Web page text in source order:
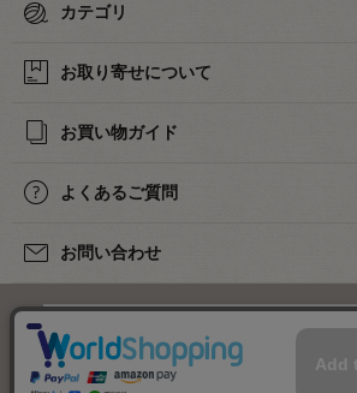
カテゴリ
お取り寄せについて
お買い物ガイド
よくあるご質問
お問い合わせ
下着・ランジェリーの専門店